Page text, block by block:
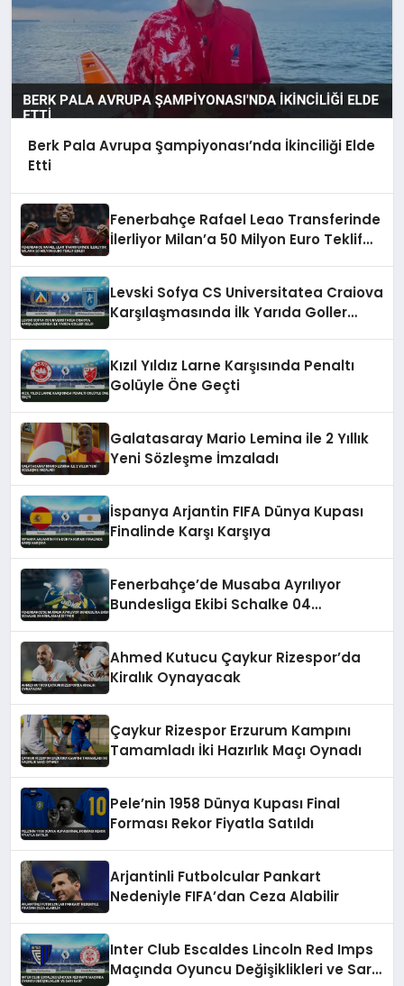
Berk Pala Avrupa Şampiyonası’nda İkinciliği Elde
Etti
Fenerbahçe Rafael Leao Transferinde
İlerliyor Milan’a 50 Milyon Euro Teklif
Levski Sofya CS Universitatea Craiova
Karşılaşmasında İlk Yarıda Goller
Kızıl Yıldız Larne Karşısında Penaltı
Golüyle Öne Geçti
Galatasaray Mario Lemina ile 2 Yıllık
Yeni Sözleşme İmzaladı
İspanya Arjantin FIFA Dünya Kupası
Finalinde Karşı Karşıya
Fenerbahçe’de Musaba Ayrılıyor
Bundesliga Ekibi Schalke 04
Ahmed Kutucu Çaykur Rizespor’da
Kiralık Oynayacak
Çaykur Rizespor Erzurum Kampını
Tamamladı İki Hazırlık Maçı Oynadı
Pele’nin 1958 Dünya Kupası Final
Forması Rekor Fiyatla Satıldı
Arjantinli Futbolcular Pankart
Nedeniyle FIFA’dan Ceza Alabilir
Inter Club Escaldes Lincoln Red Imps
Maçında Oyuncu Değişiklikleri ve Sarı